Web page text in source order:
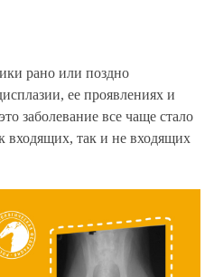
рано или поздно
ее проявлениях и
заболевание все чаще стало
входящих, так и не входящих